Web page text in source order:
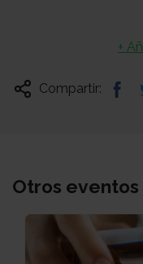
+
Compartir:
Otros eventos